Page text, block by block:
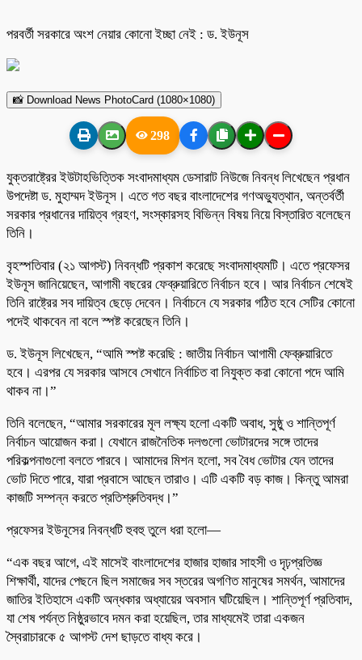
পরবর্তী সরকারে অংশ নেয়ার কোনো ইচ্ছা নেই : ড. ইউনূস
📸 Download News PhotoCard (1080×1080)
298
যুক্তরাষ্ট্রের ইউটাহভিত্তিক সংবাদমাধ্যম ডেসারাট নিউজে নিবন্ধ লিখেছেন প্রধান
উপদেষ্টা ড. মুহাম্মদ ইউনূস। এতে গত বছর বাংলাদেশের গণঅভ্যুত্থান, অন্তর্বর্তী
সরকার প্রধানের দায়িত্ব গ্রহণ, সংস্কারসহ বিভিন্ন বিষয় নিয়ে বিস্তারিত বলেছেন
তিনি।
বৃহস্পতিবার (২১ আগস্ট) নিবন্ধটি প্রকাশ করেছে সংবাদমাধ্যমটি। এতে প্রফেসর
ইউনূস জানিয়েছেন, আগামী বছরের ফেব্রুয়ারিতে নির্বাচন হবে। আর নির্বাচন শেষেই
তিনি রাষ্ট্রের সব দায়িত্ব ছেড়ে দেবেন। নির্বাচনে যে সরকার গঠিত হবে সেটির কোনো
পদেই থাকবেন না বলে স্পষ্ট করেছেন তিনি।
ড. ইউনূস লিখেছেন, “আমি স্পষ্ট করেছি : জাতীয় নির্বাচন আগামী ফেব্রুয়ারিতে
হবে। এরপর যে সরকার আসবে সেখানে নির্বাচিত বা নিযুক্ত করা কোনো পদে আমি
থাকব না।”
তিনি বলেছেন, “আমার সরকারের মূল লক্ষ্য হলো একটি অবাধ, সুষ্ঠু ও শান্তিপূর্ণ
নির্বাচন আয়োজন করা। যেখানে রাজনৈতিক দলগুলো ভোটারদের সঙ্গে তাদের
পরিকল্পনাগুলো বলতে পারবে। আমাদের মিশন হলো, সব বৈধ ভোটার যেন তাদের
ভোট দিতে পারে, যারা প্রবাসে আছেন তারাও। এটি একটি বড় কাজ। কিন্তু আমরা
কাজটি সম্পন্ন করতে প্রতিশ্রুতিবদ্ধ।”
প্রফেসর ইউনূসের নিবন্ধটি হুবহু তুলে ধরা হলো—
“এক বছর আগে, এই মাসেই বাংলাদেশের হাজার হাজার সাহসী ও দৃঢ়প্রতিজ্ঞ
শিক্ষার্থী, যাদের পেছনে ছিল সমাজের সব স্তরের অগণিত মানুষের সমর্থন, আমাদের
জাতির ইতিহাসে একটি অন্ধকার অধ্যায়ের অবসান ঘটিয়েছিল। শান্তিপূর্ণ প্রতিবাদ,
যা শেষ পর্যন্ত নিষ্ঠুরভাবে দমন করা হয়েছিল, তার মাধ্যমেই তারা একজন
স্বৈরাচারকে ৫ আগস্ট দেশ ছাড়তে বাধ্য করে।